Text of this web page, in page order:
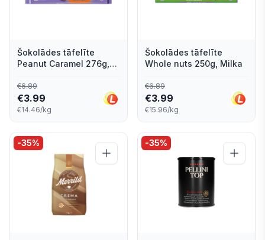
Šokolādes tāfelīte
Peanut Caramel 276g,
€6.89
€3.99
€14.46/kg
Šokolādes tāfelīte
Whole nuts 250g, Milka
€6.89
€3.99
€15.96/kg
-35% -35%